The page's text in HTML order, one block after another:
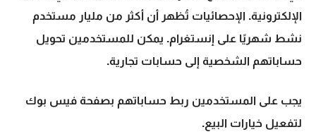
الإلكترونية. الإحصائيات تُظهر أن أكثر من مليار مستخدم
نشط شهريًا على إنستغرام. يمكن للمستخدمين تحويل
حساباتهم الشخصية إلى حسابات تجارية.
يجب على المستخدمين ربط حساباتهم بصفحة فيس بوك
لتفعيل خيارات البيع.